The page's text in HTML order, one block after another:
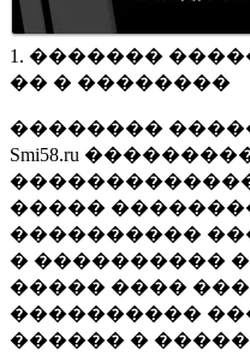
1. �������
�� � ��������
��������
Smi58.ru
�����
����������
� ����������
����� ����
����������
������ �